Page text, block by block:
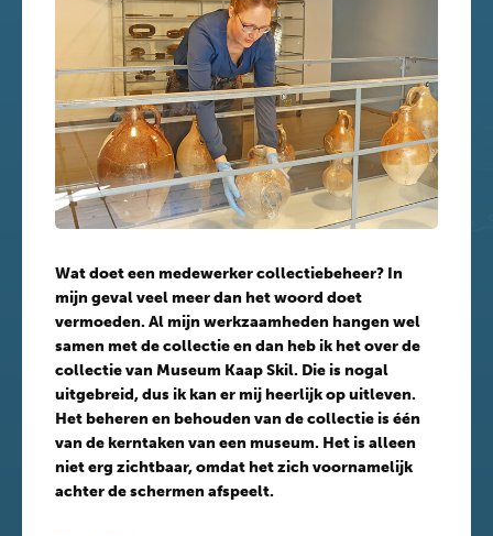
Wat doet een medewerker collectiebeheer? In
mijn geval veel meer dan het woord doet
vermoeden. Al mijn werkzaamheden hangen wel
samen met de collectie en dan heb ik het over de
collectie van Museum Kaap Skil. Die is nogal
uitgebreid, dus ik kan er mij heerlijk op uitleven.
Het beheren en behouden van de collectie is één
van de kerntaken van een museum. Het is alleen
niet erg zichtbaar, omdat het zich voornamelijk
achter de schermen afspeelt.